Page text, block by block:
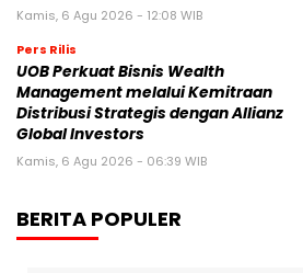
Kamis, 6 Agu 2026 - 12:08 WIB
Pers Rilis
UOB Perkuat Bisnis Wealth
Management melalui Kemitraan
Distribusi Strategis dengan Allianz
Global Investors
Kamis, 6 Agu 2026 - 06:39 WIB
BERITA POPULER